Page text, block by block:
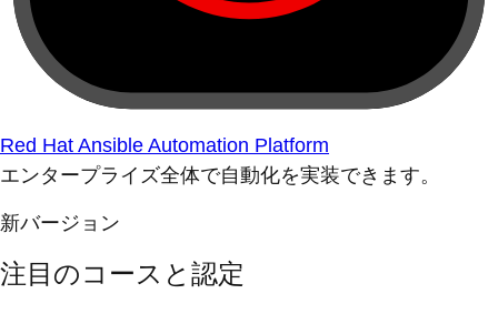
Red Hat Ansible Automation Platform
エンタープライズ全体で自動化を実装できます。
新バージョン
注目のコースと認定